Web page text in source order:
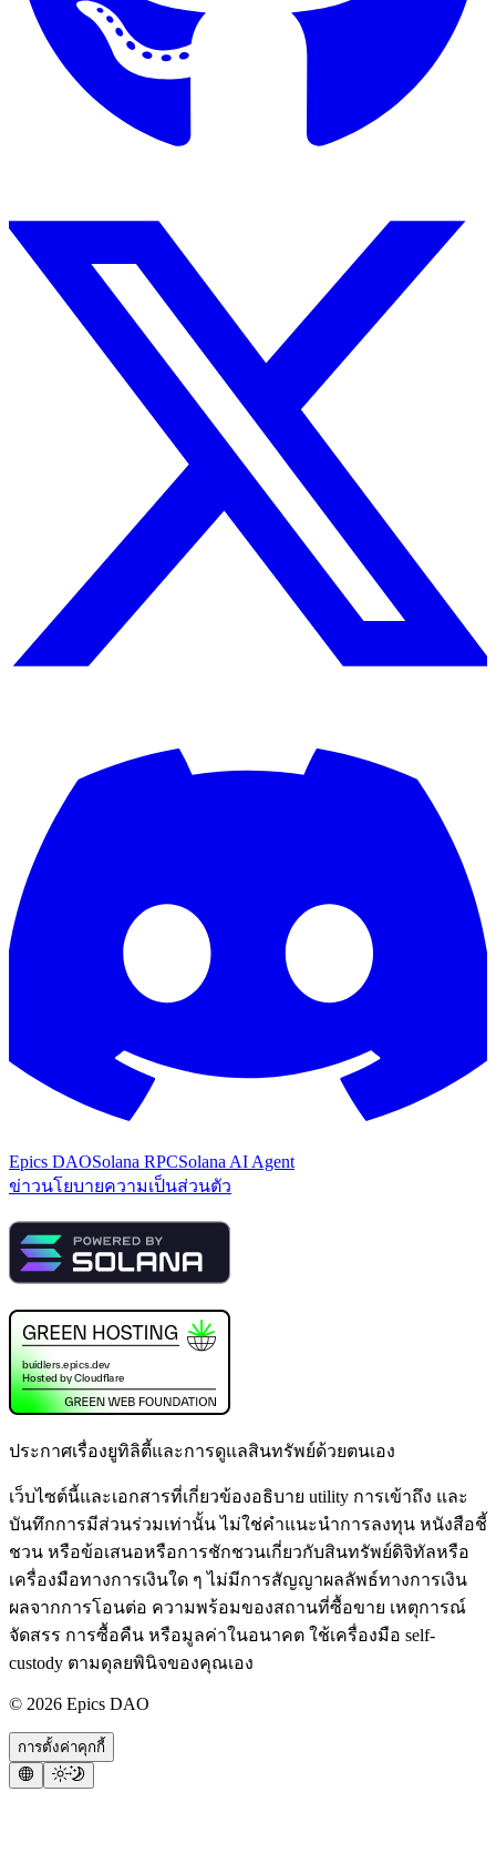
Epics DAOSolana RPCSolana AI Agent
ข่าวนโยบายความเป็นส่วนตัว
ประกาศเรื่องยูทิลิตี้และการดูแลสินทรัพย์ด้วยตนเอง
เว็บไซต์นี้และเอกสารที่เกี่ยวข้องอธิบาย utility การเข้าถึง และ
บันทึกการมีส่วนร่วมเท่านั้น ไม่ใช่คำแนะนำการลงทุน หนังสือชี้
ชวน หรือข้อเสนอหรือการชักชวนเกี่ยวกับสินทรัพย์ดิจิทัลหรือ
เครื่องมือทางการเงินใด ๆ ไม่มีการสัญญาผลลัพธ์ทางการเงิน
ผลจากการโอนต่อ ความพร้อมของสถานที่ซื้อขาย เหตุการณ์
จัดสรร การซื้อคืน หรือมูลค่าในอนาคต ใช้เครื่องมือ self-
custody ตามดุลยพินิจของคุณเอง
© 2026 Epics DAO
การตั้งค่าคุกกี้